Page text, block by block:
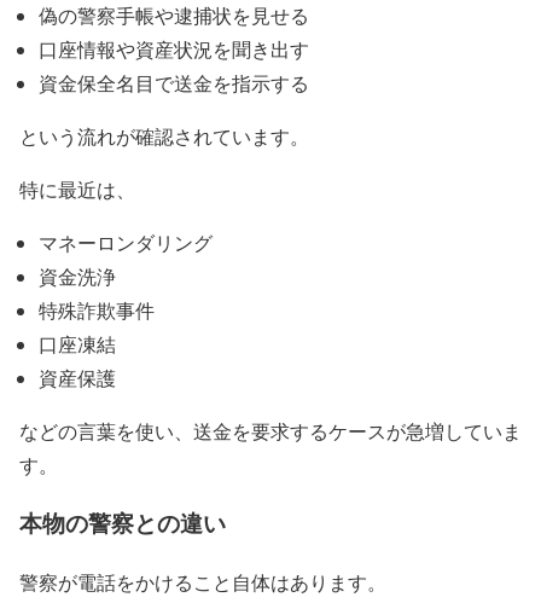
偽の警察手帳や逮捕状を見せる
口座情報や資産状況を聞き出す
資金保全名目で送金を指示する
という流れが確認されています。
特に最近は、
マネーロンダリング
資金洗浄
特殊詐欺事件
口座凍結
資産保護
などの言葉を使い、送金を要求するケースが急増していま
す。
本物の警察との違い
警察が電話をかけること自体はあります。